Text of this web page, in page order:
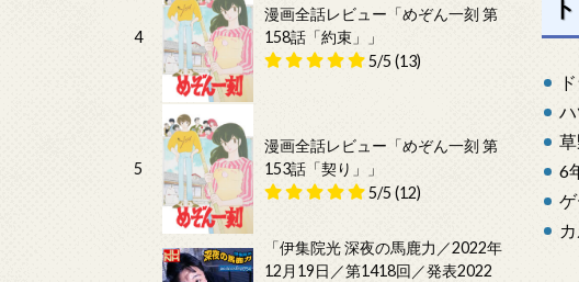
6
4
漫画全話レビュー「めぞん一刻 第
158話「約束」」
5/5 (13)
5
漫画全話レビュー「めぞん一刻 第
153話「契り」」
5/5 (12)
「伊集院光 深夜の馬鹿力／2022年
12月19日／第1418回／発表2022